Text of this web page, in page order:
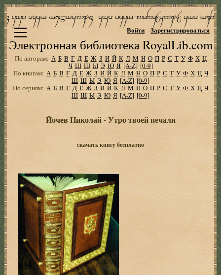
Электронная библиотека RoyalLib.com
Войти Зарегистрироваться
По авторам: А Б В Г Д Е Ж З И Й К Л М Н О П Р С Т У Ф Х Ц
Ч Ш Щ Ы Э Ю Я [A-Z] [0-9]
По книгам: А Б В Г Д Е Ж З И Й К Л М Н О П Р С Т У Ф Х Ц Ч
Ш Щ Ы Э Ю Я [A-Z] [0-9]
По сериям: А Б В Г Д Е Ж З И Й К Л М Н О П Р С Т У Ф Х Ц Ч
Ш Щ Ы Э Ю Я [A-Z] [0-9]
Йочев Николай - Утро твоей печали
скачать книгу бесплатно